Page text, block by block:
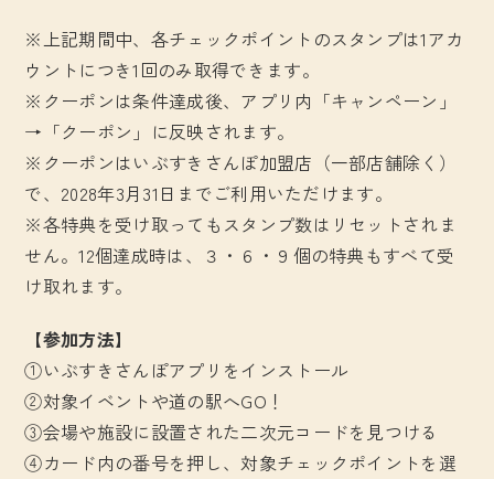
※上記期間中、各チェックポイントのスタンプは1アカ
ウントにつき1回のみ取得できます。
※クーポンは条件達成後、アプリ内「キャンペーン」
→「クーポン」に反映されます。
※クーポンはいぶすきさんぽ加盟店（一部店舗除く）
で、2028年3月31日までご利用いただけます。
※各特典を受け取ってもスタンプ数はリセットされま
せん。12個達成時は、３・６・９個の特典もすべて受
け取れます。
【参加方法】
①いぶすきさんぽアプリをインストール
②対象イベントや道の駅へGO！
③会場や施設に設置された二次元コードを見つける
④カード内の番号を押し、対象チェックポイントを選